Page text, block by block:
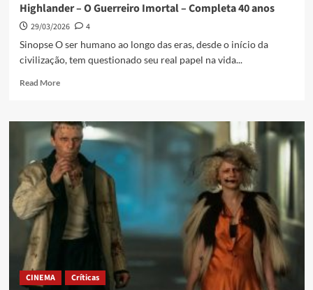
Highlander – O Guerreiro Imortal – Completa 40 anos
29/03/2026
4
Sinopse O ser humano ao longo das eras, desde o início da
civilização, tem questionado seu real papel na vida...
Read More
CINEMA Críticas